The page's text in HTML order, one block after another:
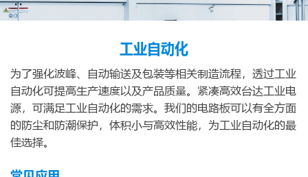
工业自动化
为了强化波峰、自动输送及包装等相关制造流程，透过工业
自动化可提高生产速度以及产品质量。紧凑高效台达工业电
源，可满足工业自动化的需求。我们的电路板可以有全方面
的防尘和防潮保护，体积小与高效性能，为工业自动化的最
佳选择。